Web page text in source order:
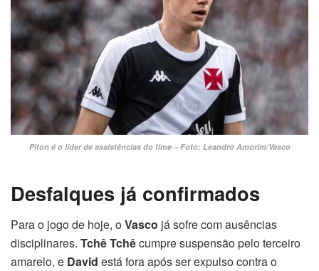
Piton é o líder de assistências do time – Foto: Leandro Amorim/Vasco
Desfalques já confirmados
Para o jogo de hoje, oVasco já sofre com ausências
disciplinares. Tchê Tchêcumpre suspensão pelo terceiro
amarelo, e David está fora após ser expulso contra o